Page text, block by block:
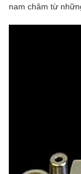
nam châm từ